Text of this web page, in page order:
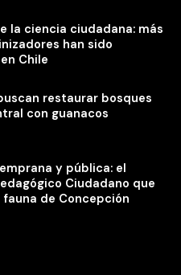
la ciencia ciudadana: más
han sido
Chile
restaurar bosques
con guanacos
y pública: el
Ciudadano que
de Concepción